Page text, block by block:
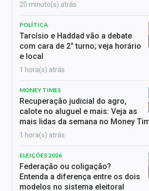
20 minuto(s) atrás
POLÍTICA
Tarcísio e Haddad vão a debate
com cara de 2° turno; veja horário
e local
1 hora(s) atrás
MONEY TIMES
Recuperação judicial do agro,
calote no aluguel e mais: Veja as
mais lidas da semana no Money
1 hora(s) atrás
ELEIÇÕES 2026
Federação ou coligação?
Entenda a diferença entre os dois
modelos no sistema eleitoral